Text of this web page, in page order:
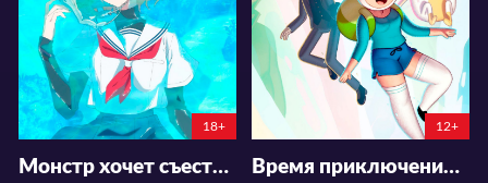
79 28
18+
Монстр хочет съесть меня
105 49
12+
Время приключений: Фиона и Кейк 2 сезон